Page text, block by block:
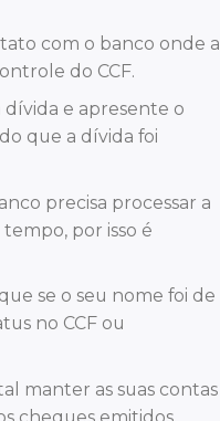
com o banco onde a
do CCF.
e apresente o
que a dívida foi
precisa processar a
por isso é
se o seu nome foi de
no CCF ou
manter as suas contas
cheques emitidos.